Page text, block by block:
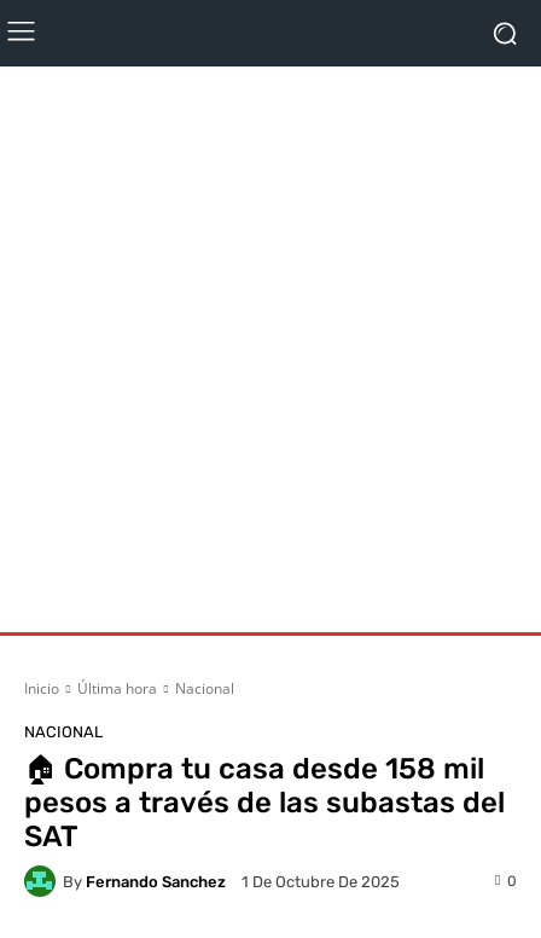
Inicio Última hora Nacional
NACIONAL
🏠 Compra tu casa desde 158 mil
pesos a través de las subastas del
SAT
By Fernando Sanchez 1 De Octubre De 2025 0